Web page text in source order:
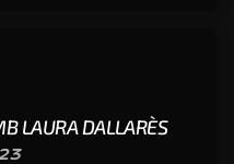
LAURA DALLARÈS